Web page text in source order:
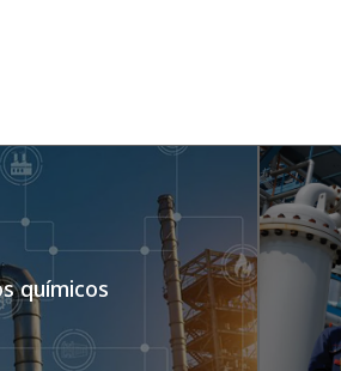
químicos